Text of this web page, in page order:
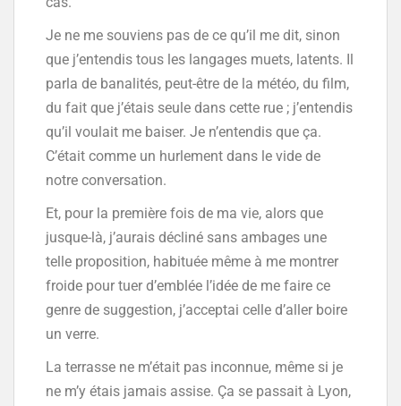
Je ne me souviens pas de ce qu’il me dit, sinon
que j’entendis tous les langages muets, latents. Il
parla de banalités, peut-être de la météo, du film,
du fait que j’étais seule dans cette rue ; j’entendis
qu’il voulait me baiser. Je n’entendis que ça.
C’était comme un hurlement dans le vide de
notre conversation.
Et, pour la première fois de ma vie, alors que
jusque-là, j’aurais décliné sans ambages une
telle proposition, habituée même à me montrer
froide pour tuer d’emblée l’idée de me faire ce
genre de suggestion, j’acceptai celle d’aller boire
un verre.
La terrasse ne m’était pas inconnue, même si je
ne m’y étais jamais assise. Ça se passait à Lyon,